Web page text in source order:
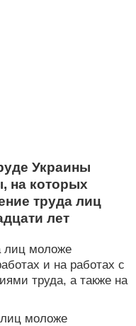
Украины
на которых
труда лиц
лет
лиц моложе
и ​​на работах с
труда, а также на
лиц моложе